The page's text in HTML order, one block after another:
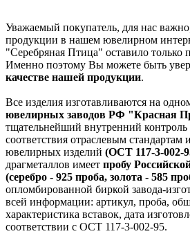
Уважаемый покупатель, для нас
продукции в нашем ювелирном
"Серебряная Птица" оставило
Именно поэтому Вы можете быть
качестве нашей продукции.
Все изделия изготавливаются на
ювелирных заводов РФ "Красная
тщательнейший внутренний контроль
соответствия отраслевым стандартам
ювелирных изделий (ОСТ 117-3-002-
драгметаллов имеет пробу
(серебро - 925 проба, золота - 585
опломбированной биркой завода-
всей информации: артикул, проба,
характеристика вставок, дата
соответствии с ОСТ 117-3-002-95.